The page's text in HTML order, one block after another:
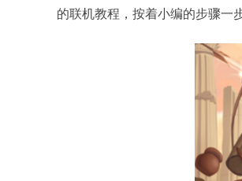
的联机教程，按着小编的步骤一